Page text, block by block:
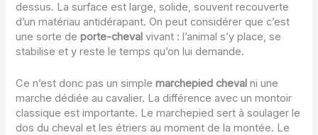
dessus. La surface est large, solide, souvent recouverte
d’un matériau antidérapant. On peut considérer que c’est
une sorte deporte-cheval vivant : l’animal s’y place, se
stabilise et y reste le temps qu’on lui demande.
Ce n’est donc pas un simplemarchepied cheval ni une
marche dédiée au cavalier. La différence avec un montoir
classique est importante. Le marchepied sert à soulager le
dos du cheval et les étriers au moment de la montée. Le